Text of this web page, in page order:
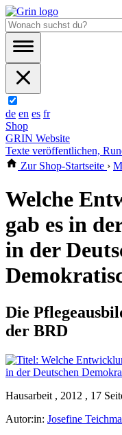
de en es fr
Shop
GRIN Website
Texte veröffentlichen,
Zur Shop-Startseite ›
Welche
gab es in
in der
Die
der BRD
Hausarbeit , 2012 , 17
Autor:in: Josefine